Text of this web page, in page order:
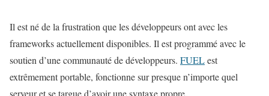
Il est né de la frustration que les développeurs ont avec les
frameworks actuellement disponibles. Il est programmé avec le
soutien d’une communauté de développeurs. FUELest
extrêmement portable, fonctionne sur presque n’importe quel
serveur et se targue d’avoir une syntaxe propre.